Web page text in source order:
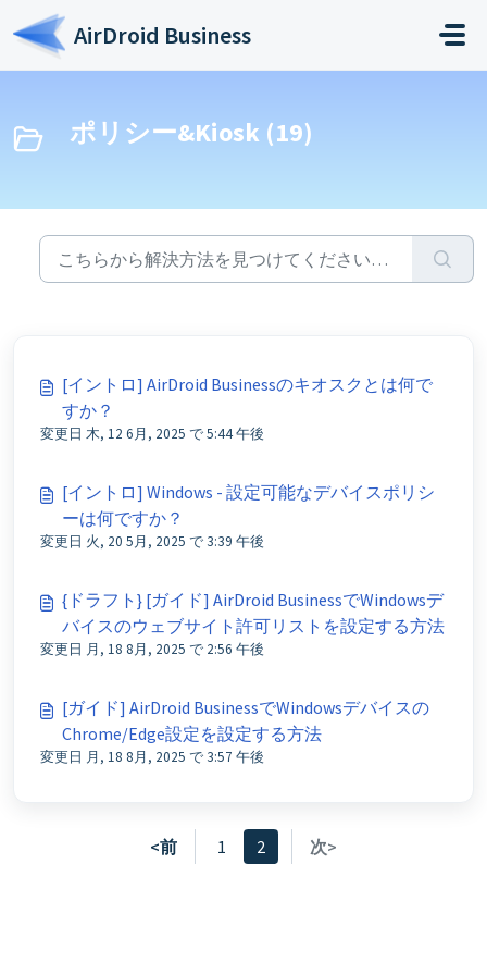
メインコンテンツに移動
AirDroid Business
ポリシー&Kiosk (19)
[イントロ] AirDroid Businessのキオスクとは何で
すか？
変更日 木, 12 6月, 2025 で 5:44 午後
[イントロ] Windows - 設定可能なデバイスポリシ
ーは何ですか？
変更日 火, 20 5月, 2025 で 3:39 午後
{ドラフト} [ガイド] AirDroid BusinessでWindowsデ
バイスのウェブサイト許可リストを設定する方法
変更日 月, 18 8月, 2025 で 2:56 午後
[ガイド] AirDroid BusinessでWindowsデバイスの
Chrome/Edge設定を設定する方法
変更日 月, 18 8月, 2025 で 3:57 午後
<前 1 2 次>